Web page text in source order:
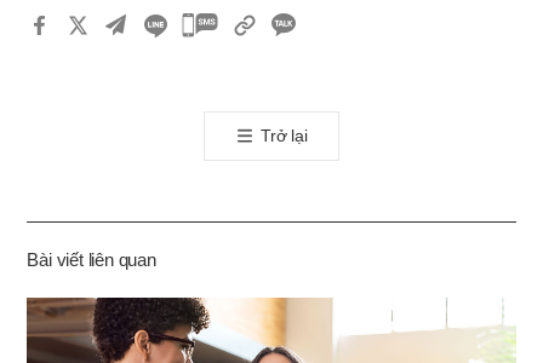
카
톡
공
기
Trở lại
Bài viết liên quan